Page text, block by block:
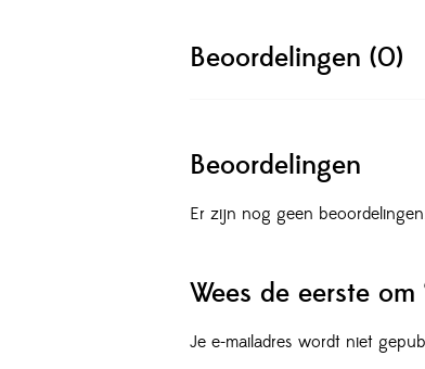
Beoordelingen (0)
Beoordelingen
Er zijn nog geen
Wees de eerste
Je e-mailadres wordt niet